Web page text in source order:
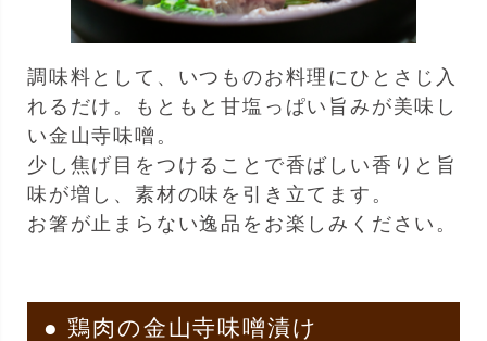
調味料として、いつものお料理にひとさじ入
れるだけ。もともと甘塩っぱい旨みが美味し
い金山寺味噌。
少し焦げ目をつけることで香ばしい香りと旨
味が増し、素材の味を引き立てます。
お箸が止まらない逸品をお楽しみください。
● 鶏肉の金山寺味噌漬け